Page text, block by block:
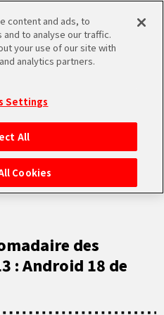
MEN
des
: Android 18 de
content and ads, to
to analyse our traffic.
your use of our site with
analytics partners.
Settings
All
Cookies